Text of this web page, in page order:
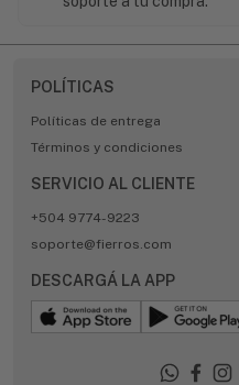
POLÍTICAS
Políticas de entrega
Términos y condiciones
SERVICIO AL CLIENTE
+504 9774-9223
soporte@fierros.com
DESCARGÁ LA APP